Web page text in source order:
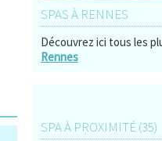
SPAS À RENNES
Découvrez ici tous les
Rennes
SPA À PROXIMITÉ (35)